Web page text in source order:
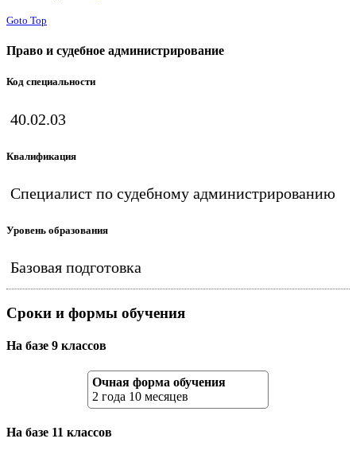
Goto Top
Право и судебное администрирование
Код специальности
40.02.03
Квалификация
Специалист по судебному администрированию
Уровень образования
Базовая подготовка
Сроки и формы обучения
На базе 9 классов
Очная форма обучения
2 года 10 месяцев
На базе 11 классов